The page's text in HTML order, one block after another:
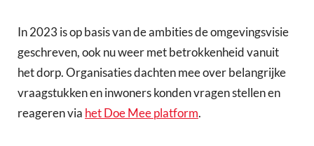
In 2023 is op basis van de ambities de omgevingsvisie
geschreven, ook nu weer met betrokkenheid vanuit
het dorp. Organisaties dachten mee over belangrijke
vraagstukken en inwoners konden vragen stellen en
reageren via het Doe Mee platform.